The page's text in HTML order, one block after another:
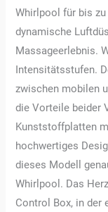
Whirlpool für bis
dynamische
Massageerlebnis.
Intensitätsstufen.
zwischen mobilen
die Vorteile beider
Kunststoffplatten
hochwertiges
dieses Modell
Whirlpool. Das
Control Box, in der